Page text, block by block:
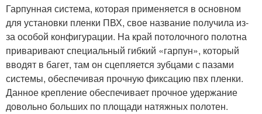
Гарпунная система, которая применяется в основном
для установки пленки ПВХ, свое название получила из-
за особой конфигурации. На край потолочного полотна
приваривают специальный гибкий «гарпун», который
вводят в багет, там он сцепляется зубцами с пазами
системы, обеспечивая прочную фиксацию пвх пленки.
Данное крепление обеспечивает прочное удержание
довольно больших по площади натяжных полотен.